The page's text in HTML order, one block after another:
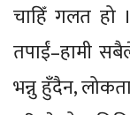
चाहिँ गलत हो
तपाईं–हामी
भन्नु हुँदैन,